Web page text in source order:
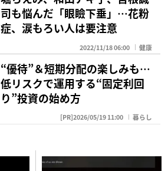
司も悩んだ「眼瞼下垂」…花粉
症、涙もろい人は要注意
2022/11/18 06:00 健康
“優待”＆短期分配の楽しみも…
低リスクで運用する“固定利回
り”投資の始め方
[PR]2026/05/19 11:00 暮らし